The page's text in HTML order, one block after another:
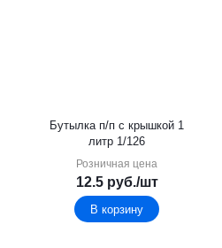
Бутылка п/п с крышкой 1
литр 1/126
Розничная цена
12.5руб./шт
В корзину